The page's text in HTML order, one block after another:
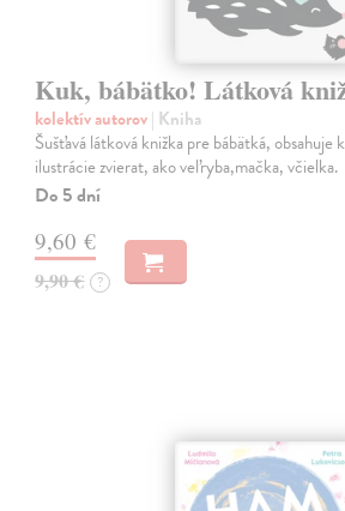
Kuk, bábätko! Látková
kolektív autorov| Kniha
Šušťavá látková knižka pre bábätká,
ilustrácie zvierat, ako veľryba,mačka, včielka.
Do 5 dní
9,60 €
9,90 € ?